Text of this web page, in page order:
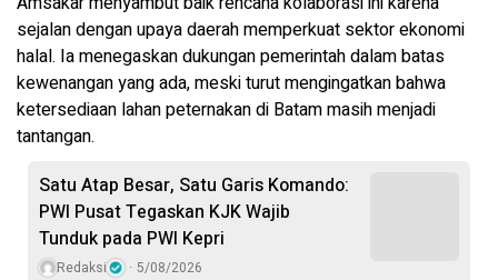
sejalan dengan upaya daerah memperkuat sektor ekonomi
halal. Ia menegaskan dukungan pemerintah dalam batas
kewenangan yang ada, meski turut mengingatkan bahwa
ketersediaan lahan peternakan di Batam masih menjadi
tantangan.
Satu Atap Besar, Satu Garis Komando:
PWI Pusat Tegaskan KJK Wajib
Tunduk pada PWI Kepri
Redaksi 5/08/2026